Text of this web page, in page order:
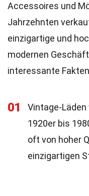
Accessoires und
Jahrzehnten
einzigartige und
modernen
interessante
01
Vintage-
1920er bis
oft von hoher
einzigartigen